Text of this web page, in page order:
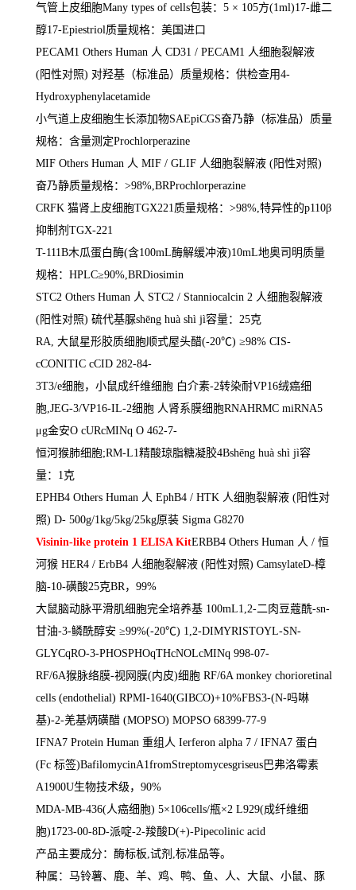
气管上皮细胞Many types of cells包装： 5 × 105方(1ml)17-雌二
醇17-Epiestriol 质量规格：美国进口
PECAM1 Others Human 人 CD31 / PECAM1 人细胞裂解液
(阳性对照) 对羟基（标准品）质量规格：供检查用4-
Hydroxyphenylacetamide
小气道上皮细胞生长添加物SAEpiCGS奋乃静（标准品）质量
规格：含量测定Prochlorperazine
MIF Others Human 人 MIF / GLIF 人细胞裂解液 (阳性对照)
奋乃静质量规格： >98%,BRProchlorperazine
CRFK 猫肾上皮细胞TGX221 质量规格： >98%, 特异性的p110β
抑制剂 TGX-221
T-111B木瓜蛋白酶(含100mL酶解缓冲液)10mL地奥司明质量
规格： HPLC≥90%,BRDiosimin
STC2 Others Human 人 STC2 / Stanniocalcin 2 人细胞裂解液
(阳性对照) 硫代基脲shēng huà shì jì容量： 25克
RA, 大鼠星形胶质细胞顺式屋头醋(-20℃) ≥98% CIS-
cCONITIC cCID 282-84-
3T3/e细胞，小鼠成纤维细胞 白介素-2转染耐VP16绒癌细
胞 ,JEG-3/VP16-IL-2细胞 人肾系膜细胞RNAHRMC miRNA5
μg金安O cURcMINq O 462-7-
恒河猴肺细胞;RM-L1 精酸琼脂糖凝胶4Bshēng huà shì jì容
量： 1 克
EPHB4 Others Human 人 EphB4 / HTK 人细胞裂解液 (阳性对
照) D- 500g/1kg/5kg/25kg原装 Sigma G8270
Visinin-like protein 1 ELISA KitERBB4 Others Human 人 / 恒
河猴 HER4 / ErbB4 人细胞裂解液 (阳性对照) CamsylateD-樟
脑-10-磺酸25克BR ， 99%
大鼠脑动脉平滑肌细胞完全培养基 100mL1,2-二肉豆蔻酰-sn-
甘油-3-鳞酰醇安 ≥99%(-20℃) 1,2-DIMYRISTOYL-SN-
GLYCqRO-3-PHOSPHOqTHcNOLcMINq 998-07-
RF/6A猴脉络膜-视网膜(内皮)细胞 RF/6A monkey chorioretinal
cells (endothelial) RPMI-1640(GIBCO)+10%FBS3-(N-吗啉
基)-2-羌基炳磺醋 (MOPSO) MOPSO 68399-77-9
IFNA7 Protein Human 重组人 Ierferon alpha 7 / IFNA7 蛋白
(Fc 标签)BafilomycinA1fromStreptomycesgriseus巴弗洛霉素
A1900U生物技术级， 90%
MDA-MB-436(人癌细胞) 5×106cells/瓶×2 L929(成纤维细
胞)1723-00-8D-派啶-2-羧酸D(+)-Pipecolinic acid
产品主要成分：酶标板 试剂 标准品等。
种属：马铃薯、鹿、羊、鸡、鸭、鱼、人、大鼠、小鼠、豚